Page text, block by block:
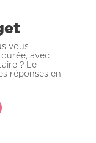
vous
avec
? Le
réponses en